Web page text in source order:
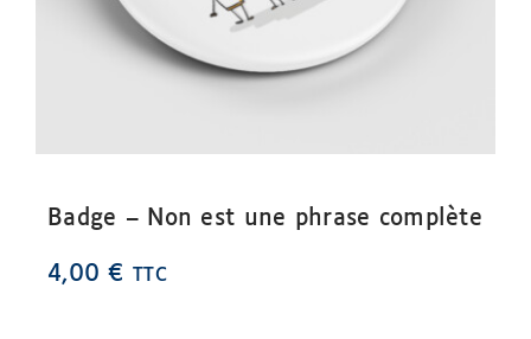
Badge – Non est une phrase complète
4,00€ TTC